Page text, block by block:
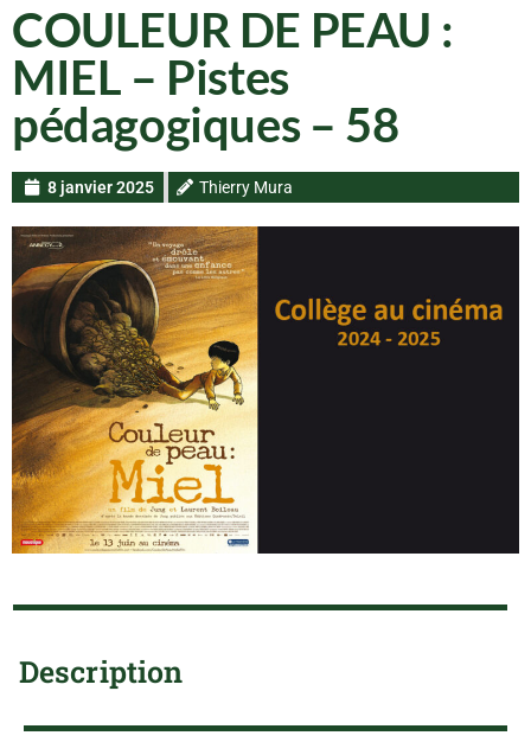
COULEUR DE PEAU :
MIEL – Pistes
pédagogiques – 58
8 janvier 2025 Thierry Mura
Description